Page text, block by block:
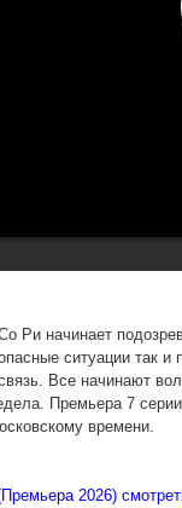
начинает
ситуации так
Все начинают
Премьера 7
времени.
2026)